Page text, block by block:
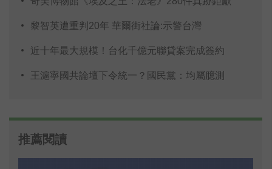
黎智英遭重判20年 華爾街社論:示警台灣
近十年最大規模！台化千億元聯貸案完成簽約
王滬寧國共論壇下令統一？國民黨：均屬臆測
推薦閱讀